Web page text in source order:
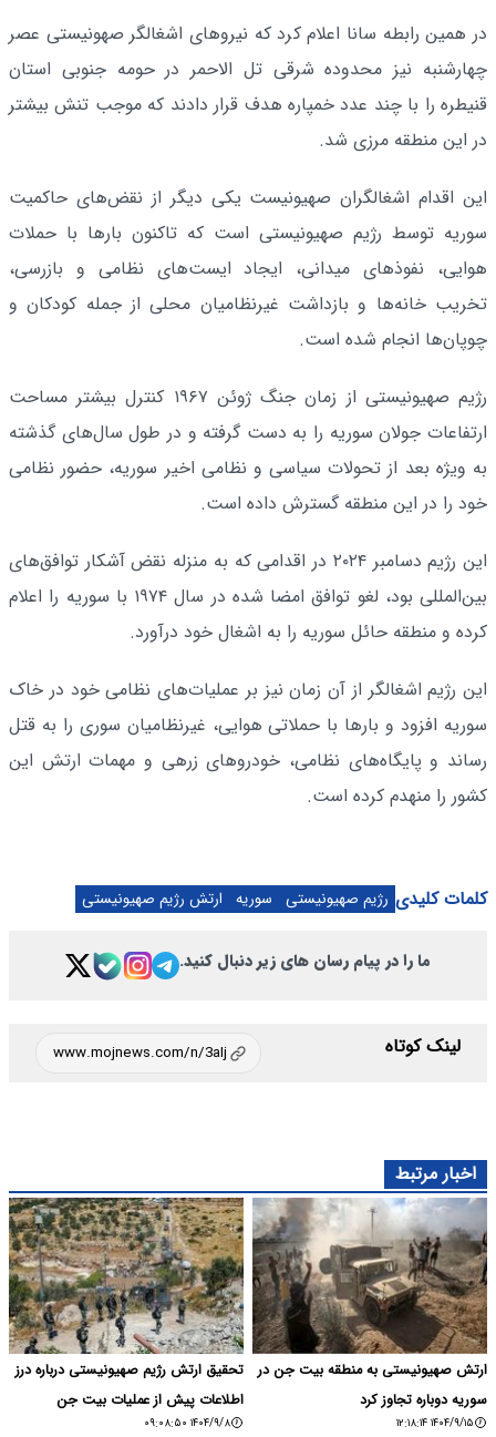
در همین رابطه سانا اعلام کرد که نیروهای اشغالگر صهونیستی عصر
چهارشنبه نیز محدوده شرقی تل الاحمر در حومه جنوبی استان
قنیطره را با چند عدد خمپاره هدف قرار دادند که موجب تنش بیشتر
در این منطقه مرزی شد.
این اقدام اشغالگران صهیونیست یکی دیگر از نقض‌های حاکمیت
سوریه توسط رژیم صهیونیستی است که تاکنون بارها با حملات
هوایی، نفوذهای میدانی، ایجاد ایست‌های نظامی و بازرسی،
تخریب خانه‌ها و بازداشت غیرنظامیان محلی از جمله کودکان و
چوپان‌ها انجام شده است.
رژیم صهیونیستی از زمان جنگ ژوئن ۱۹۶۷ کنترل بیشتر مساحت
ارتفاعات جولان سوریه را به دست گرفته و در طول سال‌های گذشته
به ویژه بعد از تحولات سیاسی و نظامی اخیر سوریه، حضور نظامی
خود را در این منطقه گسترش داده است.
این رژیم دسامبر ۲۰۲۴ در اقدامی که به منزله نقض آشکار توافق‌های
بین‌المللی بود، لغو توافق امضا شده در سال ۱۹۷۴ با سوریه را اعلام
کرده و منطقه حائل سوریه را به اشغال خود درآورد.
این رژیم اشغالگر از آن زمان نیز بر عملیات‌های نظامی خود در خاک
سوریه افزود و بارها با حملاتی هوایی، غیرنظامیان سوری را به قتل
رساند و پایگاه‌های نظامی، خودروهای زرهی و مهمات ارتش این
کشور را منهدم کرده است.
کلمات کلیدی رژیم صهیونیستی سوریه ارتش رژیم صهیونیستی
ما را در پیام رسان های زیر دنبال کنید.
لینک کوتاه
اخبار مرتبط
ارتش صهیونیستی به منطقه بیت جن در
سوریه دوباره تجاوز کرد
۱۴۰۴/۹/۱۵ ۱۲:۱۸:۱۴
تحقیق ارتش رژیم صهیونیستی درباره درز
اطلاعات پیش از عملیات بیت جن
۱۴۰۴/۹/۸ ۰۹:۰۸:۵۰